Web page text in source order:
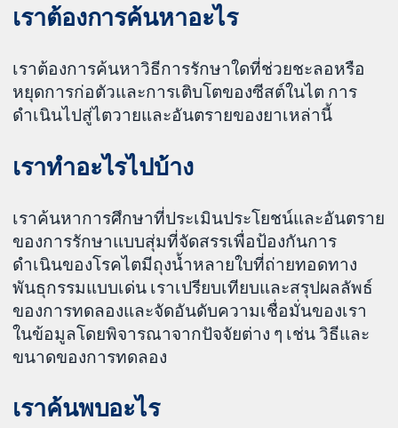
เราต้องการค้นหาอะไร
เราต้องการค้นหาวิธีการรักษาใดที่ช่วยชะลอหรือ
หยุดการก่อตัวและการเติบโตของซีสต์ในไต การ
ดำเนินไปสู่ไตวายและอันตรายของยาเหล่านี้
เราทำอะไรไปบ้าง
เราค้นหาการศึกษาที่ประเมินประโยชน์และอันตราย
ของการรักษาแบบสุ่มที่จัดสรรเพื่อป้องกันการ
ดำเนินของโรคไตมีถุงน้ำหลายใบที่ถ่ายทอดทาง
พันธุกรรมแบบเด่น เราเปรียบเทียบและสรุปผลลัพธ์
ของการทดลองและจัดอันดับความเชื่อมั่นของเรา
ในข้อมูลโดยพิจารณาจากปัจจัยต่าง ๆ เช่น วิธีและ
ขนาดของการทดลอง
เราค้นพบอะไร